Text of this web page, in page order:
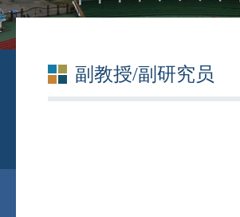
副教授/副研究员